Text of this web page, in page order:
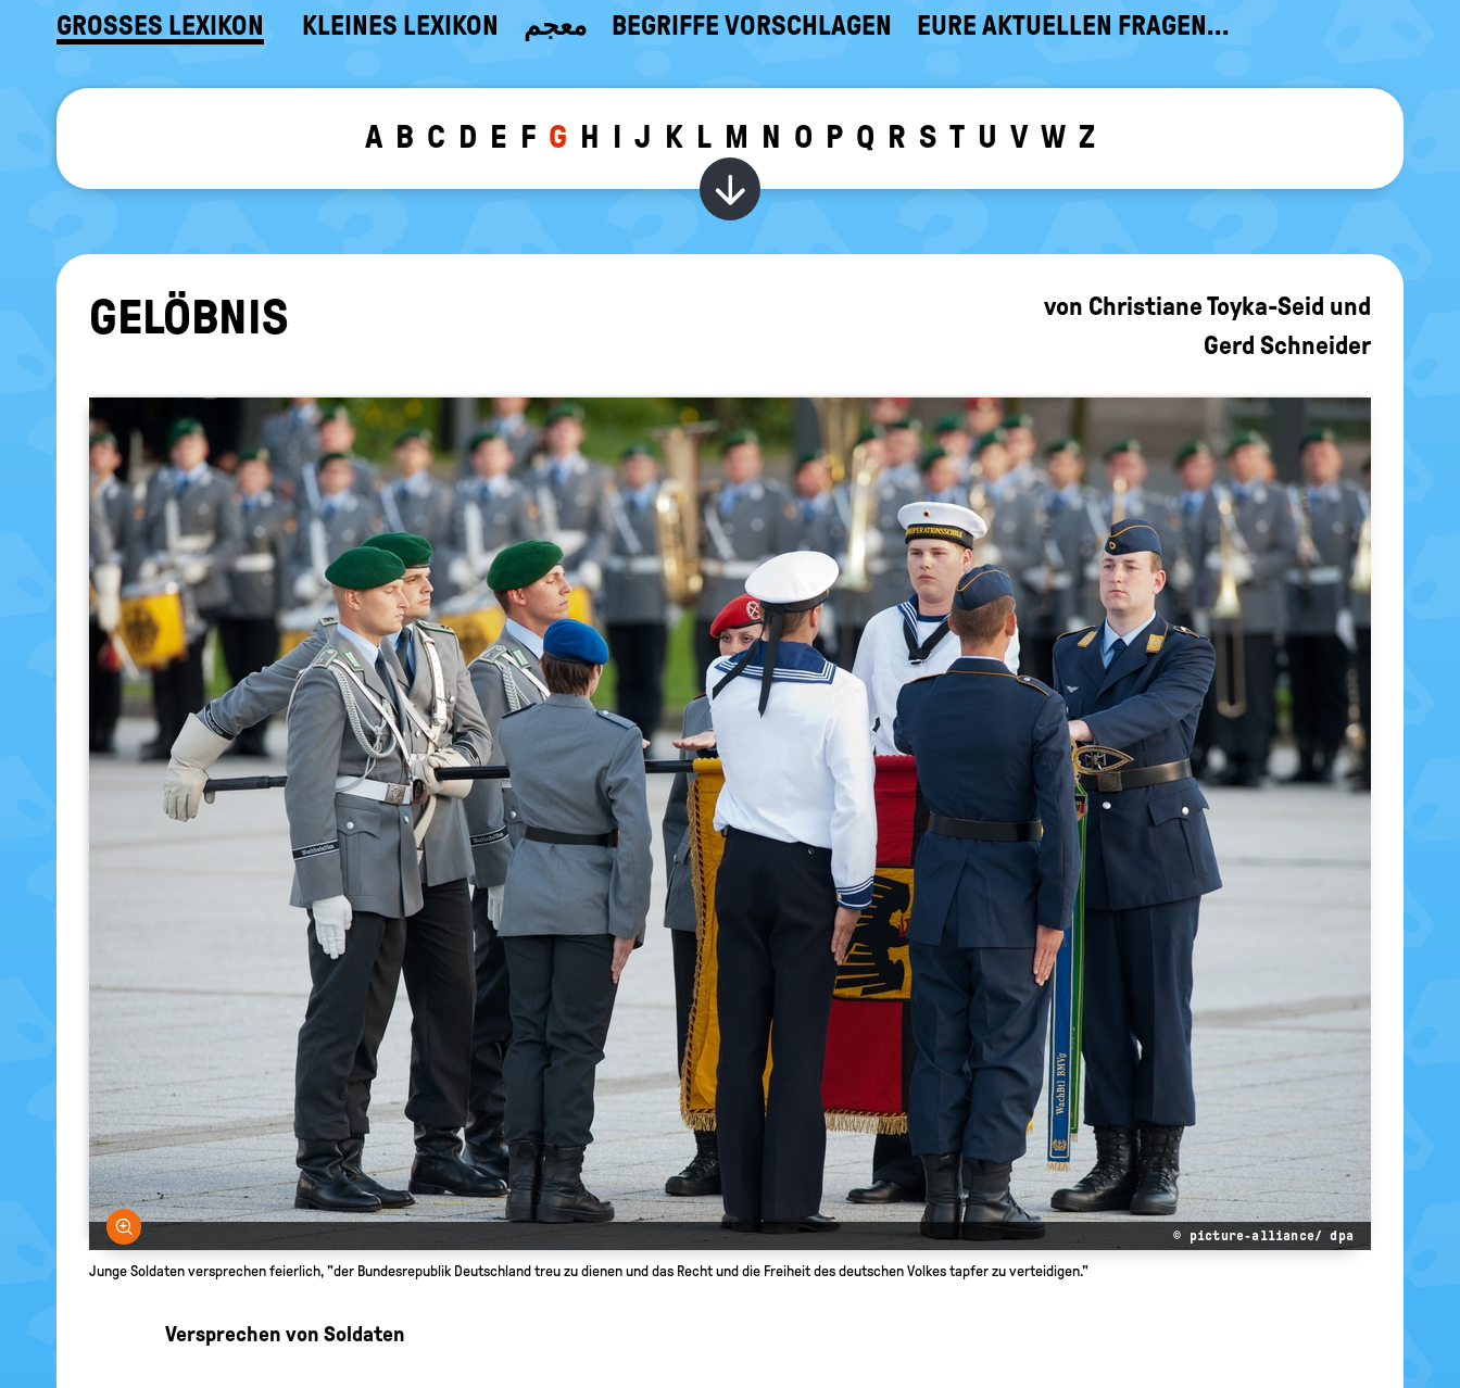
GROSSES LEXIKON KLEINES LEXIKON معجم BEGRIFFE VORSCHLAGEN EURE AKTUELLEN FRAGEN...
A B C D E F G H I J K L M N O P Q R S T U V W Z
Wörter zu dem gewählten Buchstaben ein-/
GE­LÖB­NIS von Christiane Toyka-Seid und
Gerd Schneider
Bild vergrößern
© picture-alliance/ dpa
Junge Soldaten versprechen feierlich, "der Bundesrepublik Deutschland treu zu dienen und das Recht und die Freiheit des deutschen Volkes tapfer zu verteidigen."
Versprechen von Soldaten